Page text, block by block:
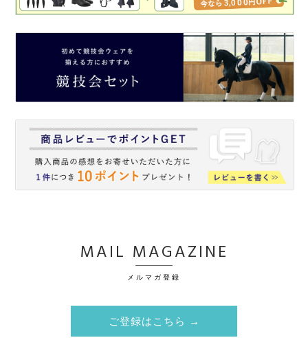
MAIL MAGAZINE
メルマガ登録
ご登録はこちら →